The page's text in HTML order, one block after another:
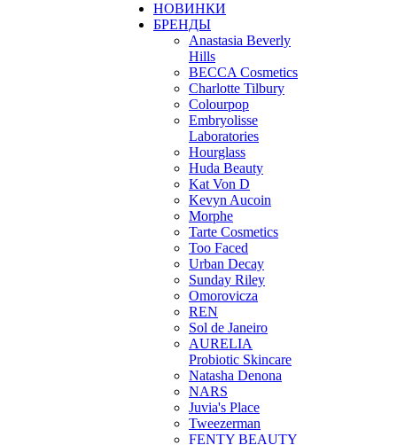
НОВИНКИ
БРЕНДЫ
Anastasia Beverly
Hills
BECCA Cosmetics
Charlotte Tilbury
Colourpop
Embryolisse
Laboratories
Hourglass
Huda Beauty
Kat Von D
Kevyn Aucoin
Morphe
Tarte Cosmetics
Too Faced
Urban Decay
Sunday Riley
Omorovicza
REN
Sol de Janeiro
AURELIA
Probiotic Skincare
Natasha Denona
NARS
Juvia's Place
Tweezerman
FENTY BEAUTY